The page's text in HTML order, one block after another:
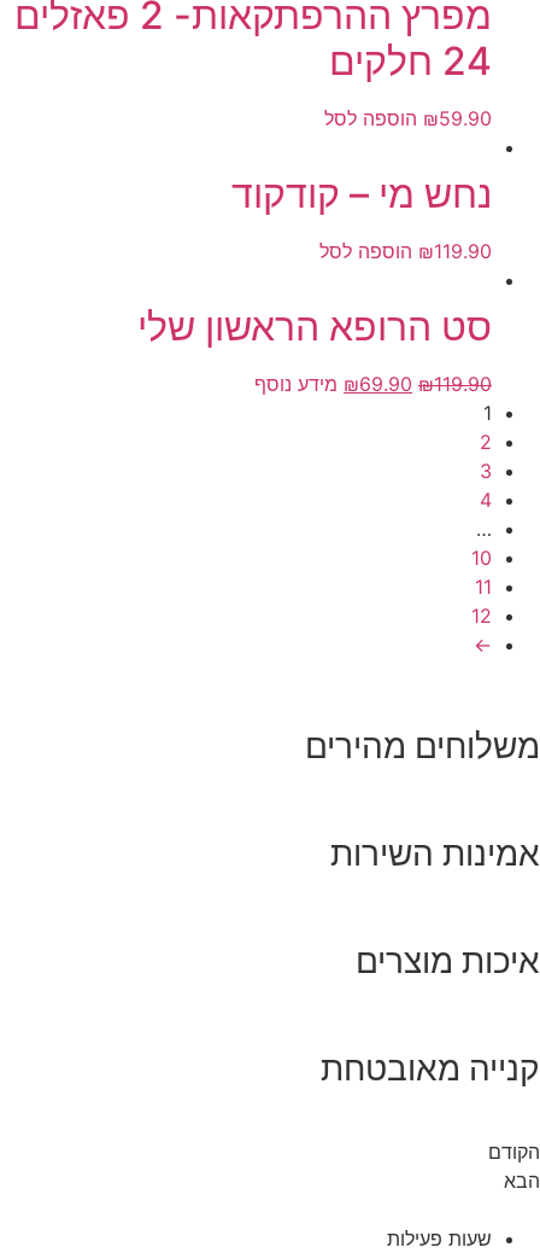
מפרץ ההרפתקאות- 2 פאזלים
24 חלקים
₪59.90 הוספה לסל
נחש מי – קודקוד
₪119.90 הוספה לסל
סט הרופא הראשון שלי
₪119.90
₪69.90
מידע נוסף
…
10
11
12
←
מהירים
השירות
מוצרים
מאובטחת
שעות פעילות